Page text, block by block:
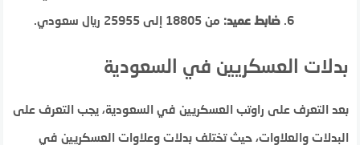
ضابط عميد: من 18805 إلى 25955 ريال سعودي.
بدلات العسكريين في السعودية
بعد التعرف على راوتب العسكريين في السعودية، يجب التعرف على
البدلات والعلاوات، حيث تختلف بدلات وعلاوات العسكريين في